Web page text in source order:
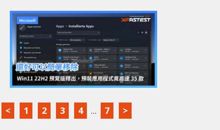
< 1 2 3 4 ... 7 >